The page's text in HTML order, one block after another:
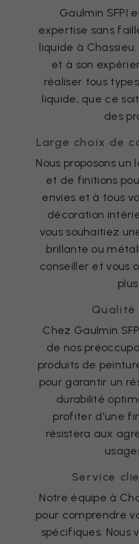
Gaulmin SFPI
expertise sans
liquide à
et à son
réaliser tous
liquide, que ce
des
Large choix de
Nous proposons
et de finitions
envies et à tous
décoration
vous souhaitiez
brillante ou
conseiller et vous
Chez Gaulmin
de nos
produits de
pour garantir un
durabilité
profiter d'une
résistera aux
Service
Notre équipe à
pour comprendre
spécifiques. Nous